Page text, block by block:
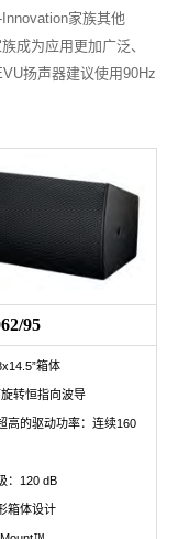
家族其他
成为应用更加广泛、
扬声器建议使用90Hz
95
箱体
旋转恒指向波导
高的驱动功率：连续160
：120 dB
箱体设计